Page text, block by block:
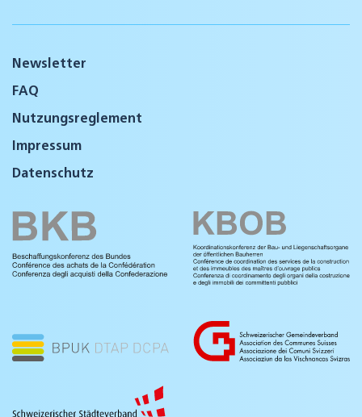
Newsletter
FAQ
Nutzungsreglement
Impressum
Datenschutz